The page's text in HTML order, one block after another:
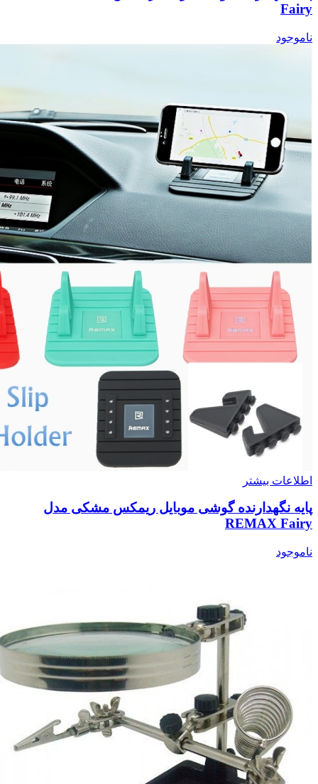
Fairy
ناموجود
اطلاعات بیشتر
پایه نگهدارنده گوشی موبایل ریمکس مشکی مدل
REMAX Fairy
ناموجود